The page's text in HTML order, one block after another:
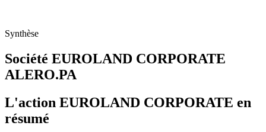
Synthèse
Société EUROLAND CORPORATE
ALERO.PA
L'action EUROLAND CORPORATE en
résumé